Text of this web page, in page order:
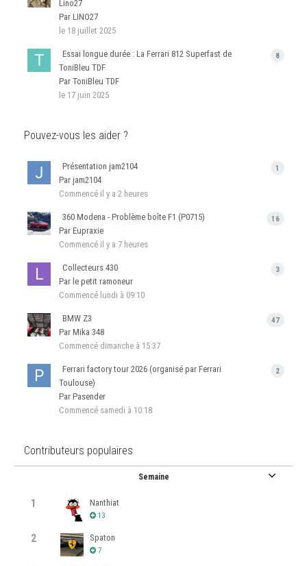
Lino27
Par LINO27
le 18 juillet 2025
8
Essai longue durée : La Ferrari 812 Superfast de
ToniBleu TDF
Par ToniBleu TDF
le 17 juin 2025
Pouvez-vous les aider ?
1
Présentation jam2104
Par jam2104
Commencé il y a 2 heures
16
360 Modena - Problème boîte F1 (P0715)
Par Eupraxie
Commencé il y a 7 heures
3
Collecteurs 430
Par le petit ramoneur
Commencé lundi à 09:10
47
BMW Z3
Par Mika 348
Commencé dimanche à 15:37
2
Ferrari factory tour 2026 (organisé par Ferrari
Toulouse)
Par Pasender
Commencé samedi à 10:18
Contributeurs populaires
Semaine
1 Nanthiat
13
2 Spaton
7